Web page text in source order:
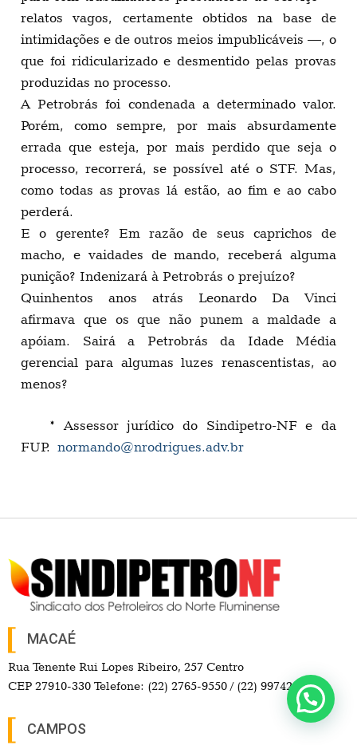
relatos vagos, certamente obtidos na base de
intimidações e de outros meios impublicáveis —, o
que foi ridicularizado e desmentido pelas provas
produzidas no processo.
A Petrobrás foi condenada a determinado valor.
Porém, como sempre, por mais absurdamente
errada que esteja, por mais perdido que seja o
processo, recorrerá, se possível até o STF. Mas,
como todas as provas lá estão, ao fim e ao cabo
perderá.
E o gerente? Em razão de seus caprichos de
macho, e vaidades de mando, receberá alguma
punição? Indenizará à Petrobrás o prejuízo?
Quinhentos anos atrás Leonardo Da Vinci
afirmava que os que não punem a maldade a
apóiam. Sairá a Petrobrás da Idade Média
gerencial para algumas luzes renascentistas, ao
menos?
* Assessor jurídico do Sindipetro-NF e da
FUP. normando@nrodrigues.adv.br
MACAÉ
Rua Tenente Rui Lopes Ribeiro, 257 Centro
CEP 27910-330 Telefone: (22) 2765-9550 / (22) 99742-3547
CAMPOS